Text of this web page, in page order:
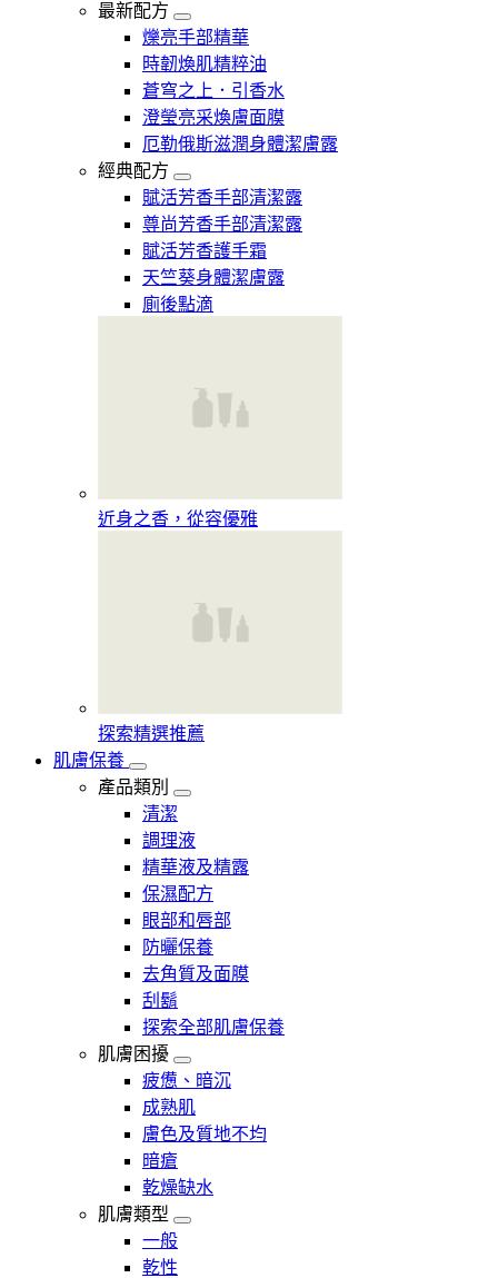
最新配方
爍亮手部精華
時韌煥肌精粹油
蒼穹之上．引香水
澄瑩亮采煥膚面膜
厄勒俄斯滋潤身體潔膚露
經典配方
賦活芳香手部清潔露
尊尚芳香手部清潔露
賦活芳香護手霜
天竺葵身體潔膚露
廁後點滴
近身之香，從容優雅
探索精選推薦
肌膚保養
產品類別
清潔
調理液
精華液及精露
保濕配方
眼部和唇部
防曬保養
去角質及面膜
刮鬍
探索全部肌膚保養
肌膚困擾
疲憊、暗沉
成熟肌
膚色及質地不均
暗瘡​
乾燥缺水
肌膚類型
一般
乾性